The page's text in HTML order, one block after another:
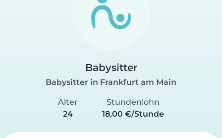
Babysitter
Babysitter in Frankfurt am Main
Alter
24
Stundenlohn
18,00 €/Stunde